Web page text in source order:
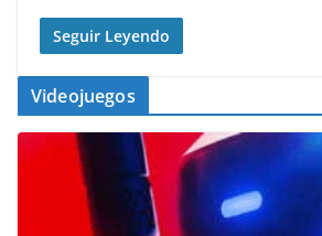
Seguir Leyendo
Videojuegos